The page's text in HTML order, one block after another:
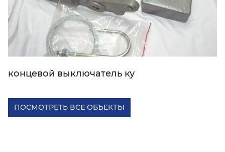
концевой выключатель ку
ПОСМОТРЕТЬ ВСЕ ОБЪЕКТЫ